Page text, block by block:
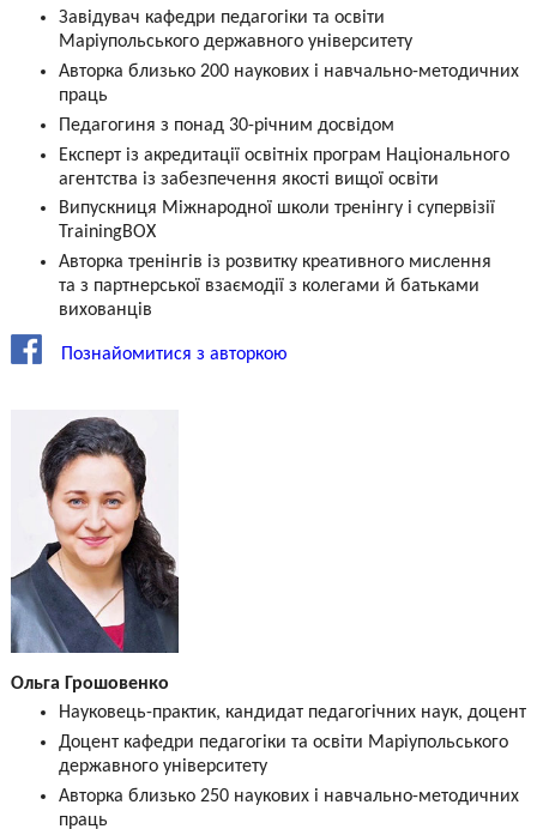
Завідувач кафедри педагогіки та освіти
Маріупольського державного університету
Авторка близько 200 наукових і навчально-методичних
праць
Педагогиня з понад 30-річним досвідом
Експерт із акредитації освітніх програм Національного
агентства із забезпечення якості вищої освіти
Випускниця Міжнародної школи тренінгу і супервізії
TrainingBOX
Авторка тренінгів із розвитку креативного мислення
та з партнерської взаємодії з колегами й батьками
вихованців
Познайомитися з авторкою
Ольга Грошовенко
Науковець-практик, кандидат педагогічних наук, доцент
Доцент кафедри педагогіки та освіти Маріупольського
державного університету
Авторка близько 250 наукових і навчально-методичних
праць